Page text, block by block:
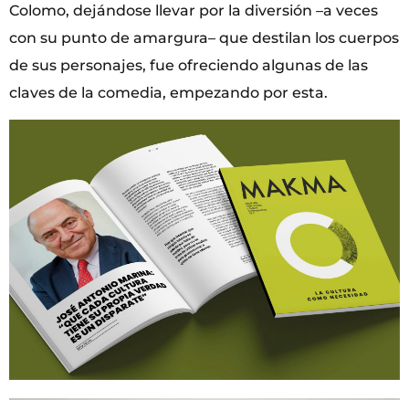
Colomo, dejándose llevar por la diversión –a veces
con su punto de amargura– que destilan los cuerpos
de sus personajes, fue ofreciendo algunas de las
claves de la comedia, empezando por esta.